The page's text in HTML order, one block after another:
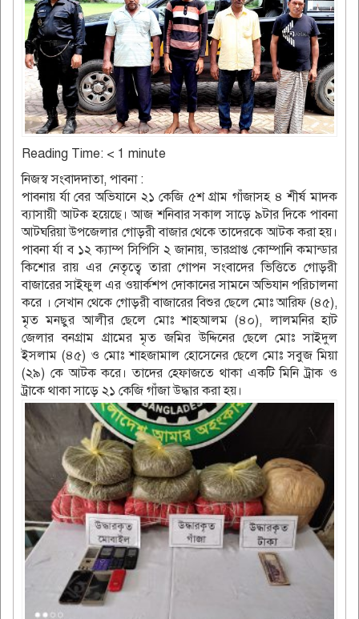
Reading Time: < 1 minute
নিজস্ব সংবাদদাতা, পাবনা :
পাবনায় র্যা বের অভিযানে ২১ কেজি ৫শ গ্রাম গাঁজাসহ ৪ শীর্ষ মাদক
ব্যাসায়ী আটক হয়েছে। আজ শনিবার সকাল সাড়ে ৯টার দিকে পাবনা
আটঘরিয়া উপজেলার গোড়রী বাজার থেকে তাদেরকে আটক করা হয়।
পাবনা র্যা ব ১২ ক্যাম্প সিপিসি ২ জানায়, ভারপ্রাপ্ত কোম্পানি কমান্ডার
কিশোর রায় এর নেতৃত্বে তারা গোপন সংবাদের ভিত্তিতে গোড়রী
বাজারের সাইফুল এর ওয়ার্কশপ দোকানের সামনে অভিযান পরিচালনা
করে । সেখান থেকে গোড়রী বাজারের বিশুর ছেলে মোঃ আরিফ (৪৫),
মৃত মনছুর আলীর ছেলে মোঃ শাহআলম (৪০), লালমনির হাট
জেলার বনগ্রাম গ্রামের মৃত জমির উদ্দিনের ছেলে মোঃ সাইদুল
ইসলাম (৪৫) ও মোঃ শাহজামাল হোসেনের ছেলে মোঃ সবুজ মিয়া
(২৯) কে আটক করে। তাদের হেফাজতে থাকা একটি মিনি ট্রাক ও
ট্রাকে থাকা সাড়ে ২১ কেজি গাঁজা উদ্ধার করা হয়।